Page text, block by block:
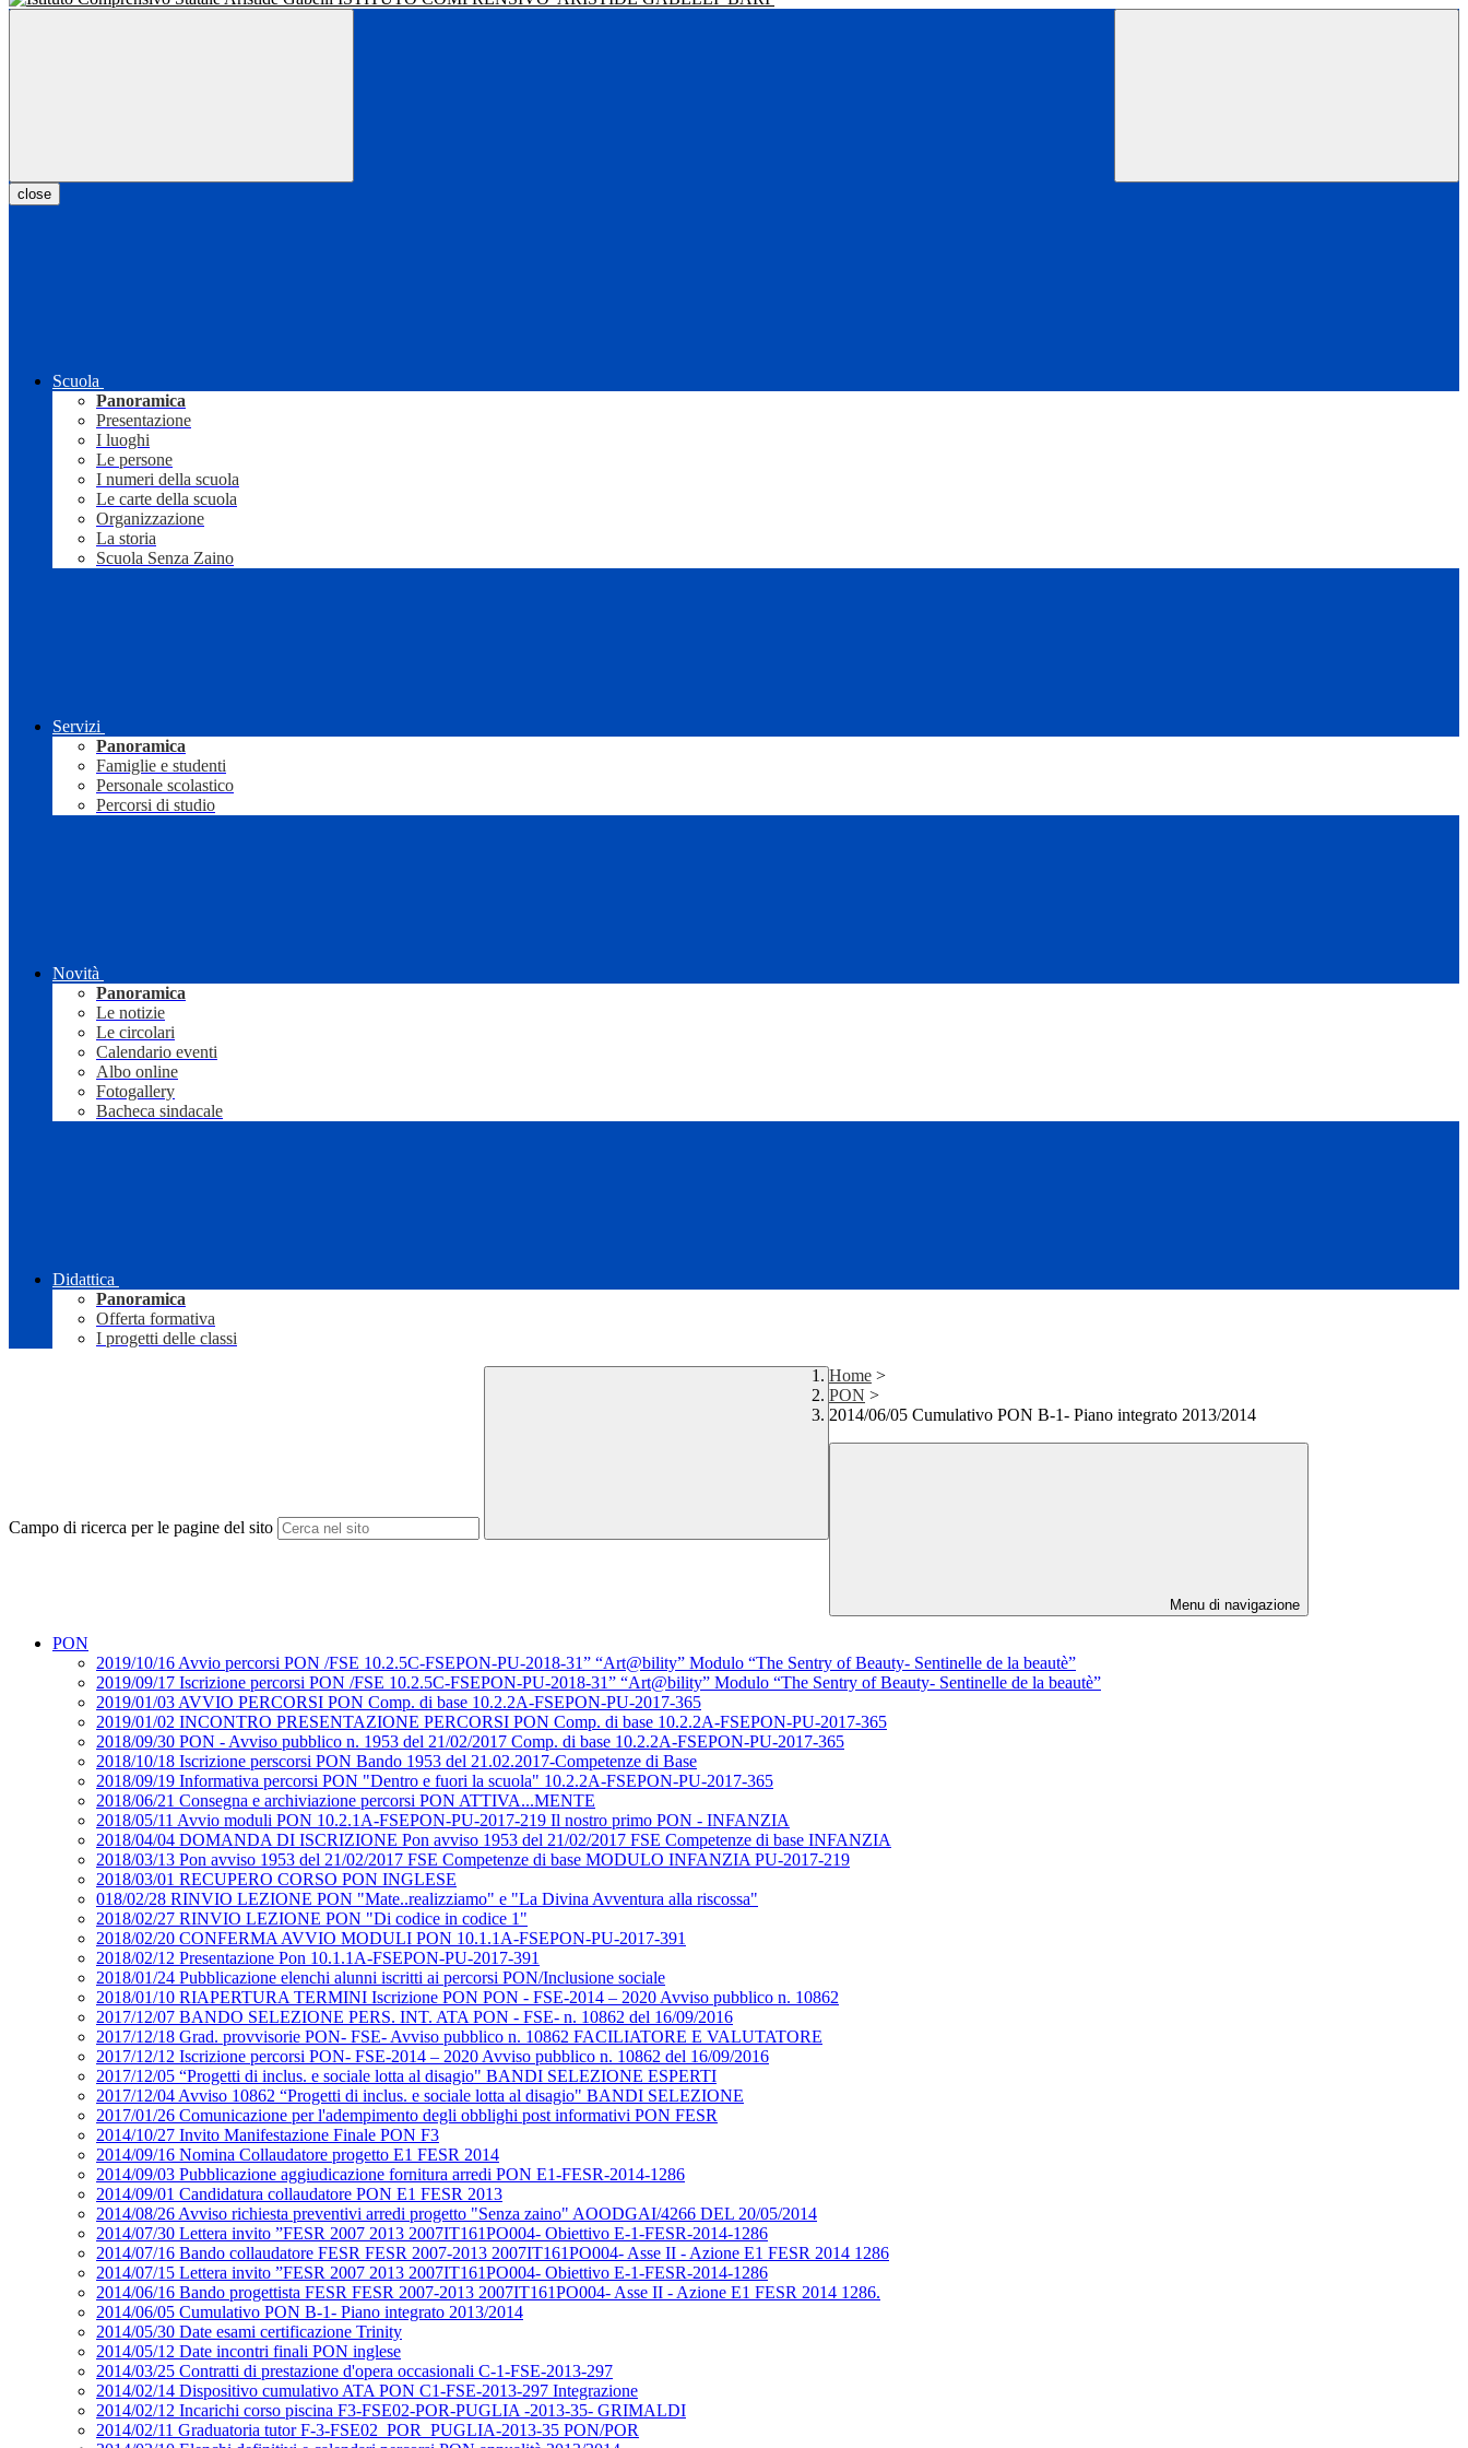
close
Scuola
Panoramica
Presentazione
I luoghi
Le persone
I numeri della scuola
Le carte della scuola
Organizzazione
La storia
Scuola Senza Zaino
Servizi
Panoramica
Famiglie e studenti
Personale scolastico
Percorsi di studio
Novità
Panoramica
Le notizie
Le circolari
Calendario eventi
Albo online
Fotogallery
Bacheca sindacale
Didattica
Panoramica
Offerta formativa
I progetti delle classi
Campo di ricerca per le pagine del sito
Home >
PON >
2014/06/05 Cumulativo PON B-1- Piano integrato 2013/2014
Menu di navigazione
PON
2019/10/16 Avvio percorsi PON /FSE 10.2.5C-FSEPON-PU-2018-31” “Art@bility” Modulo “The Sentry of Beauty- Sentinelle de la beautè”
2019/09/17 Iscrizione percorsi PON /FSE 10.2.5C-FSEPON-PU-2018-31” “Art@bility” Modulo “The Sentry of Beauty- Sentinelle de la beautè”
2019/01/03 AVVIO PERCORSI PON Comp. di base 10.2.2A-FSEPON-PU-2017-365
2019/01/02 INCONTRO PRESENTAZIONE PERCORSI PON Comp. di base 10.2.2A-FSEPON-PU-2017-365
2018/09/30 PON - Avviso pubblico n. 1953 del 21/02/2017 Comp. di base 10.2.2A-FSEPON-PU-2017-365
2018/10/18 Iscrizione perscorsi PON Bando 1953 del 21.02.2017-Competenze di Base
2018/09/19 Informativa percorsi PON "Dentro e fuori la scuola" 10.2.2A-FSEPON-PU-2017-365
2018/06/21 Consegna e archiviazione percorsi PON ATTIVA...MENTE
2018/05/11 Avvio moduli PON 10.2.1A-FSEPON-PU-2017-219 Il nostro primo PON - INFANZIA
2018/04/04 DOMANDA DI ISCRIZIONE Pon avviso 1953 del 21/02/2017 FSE Competenze di base INFANZIA
2018/03/13 Pon avviso 1953 del 21/02/2017 FSE Competenze di base MODULO INFANZIA PU-2017-219
2018/03/01 RECUPERO CORSO PON INGLESE
018/02/28 RINVIO LEZIONE PON "Mate..realizziamo" e "La Divina Avventura alla riscossa"
2018/02/27 RINVIO LEZIONE PON "Di codice in codice 1"
2018/02/20 CONFERMA AVVIO MODULI PON 10.1.1A-FSEPON-PU-2017-391
2018/02/12 Presentazione Pon 10.1.1A-FSEPON-PU-2017-391
2018/01/24 Pubblicazione elenchi alunni iscritti ai percorsi PON/Inclusione sociale
2018/01/10 RIAPERTURA TERMINI Iscrizione PON PON - FSE-2014 – 2020 Avviso pubblico n. 10862
2017/12/07 BANDO SELEZIONE PERS. INT. ATA PON - FSE- n. 10862 del 16/09/2016
2017/12/18 Grad. provvisorie PON- FSE- Avviso pubblico n. 10862 FACILIATORE E VALUTATORE
2017/12/12 Iscrizione percorsi PON- FSE-2014 – 2020 Avviso pubblico n. 10862 del 16/09/2016
2017/12/05 “Progetti di inclus. e sociale lotta al disagio" BANDI SELEZIONE ESPERTI
2017/12/04 Avviso 10862 “Progetti di inclus. e sociale lotta al disagio" BANDI SELEZIONE
2017/01/26 Comunicazione per l'adempimento degli obblighi post informativi PON FESR
2014/10/27 Invito Manifestazione Finale PON F3
2014/09/16 Nomina Collaudatore progetto E1 FESR 2014
2014/09/03 Pubblicazione aggiudicazione fornitura arredi PON E1-FESR-2014-1286
2014/09/01 Candidatura collaudatore PON E1 FESR 2013
2014/08/26 Avviso richiesta preventivi arredi progetto "Senza zaino" AOODGAI/4266 DEL 20/05/2014
2014/07/30 Lettera invito ”FESR 2007 2013 2007IT161PO004- Obiettivo E-1-FESR-2014-1286
2014/07/16 Bando collaudatore FESR FESR 2007-2013 2007IT161PO004- Asse II - Azione E1 FESR 2014 1286
2014/07/15 Lettera invito ”FESR 2007 2013 2007IT161PO004- Obiettivo E-1-FESR-2014-1286
2014/06/16 Bando progettista FESR FESR 2007-2013 2007IT161PO004- Asse II - Azione E1 FESR 2014 1286.
2014/06/05 Cumulativo PON B-1- Piano integrato 2013/2014
2014/05/30 Date esami certificazione Trinity
2014/05/12 Date incontri finali PON inglese
2014/03/25 Contratti di prestazione d'opera occasionali C-1-FSE-2013-297
2014/02/14 Dispositivo cumulativo ATA PON C1-FSE-2013-297 Integrazione
2014/02/12 Incarichi corso piscina F3-FSE02-POR-PUGLIA -2013-35- GRIMALDI
2014/02/11 Graduatoria tutor F-3-FSE02_POR_PUGLIA-2013-35 PON/POR